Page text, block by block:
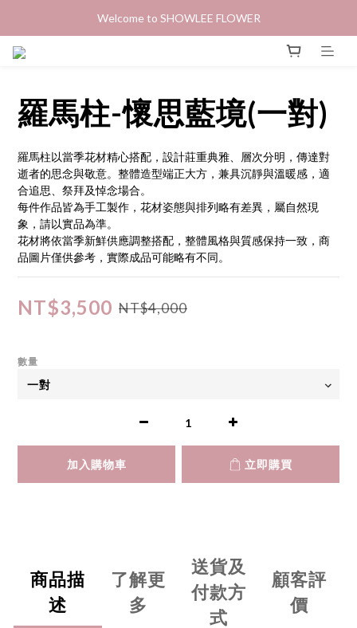
Welcome to SHOWLEE FLOWER
羅馬柱-懷思藍境(一對)
羅馬柱以當季花材精心搭配，設計莊重典雅、層次分明，傳達對
逝者的思念與敬意。整體造型端正大方，兼具沉靜與溫暖感，適
合追思、祭拜及悼念場合。
每件作品皆為手工製作，花材姿態與排列略有差異，屬自然現
象，請以實品為準。
花材將依當季新鮮供應調整搭配，整體風格與質感保持一致，商
品圖片僅供參考，實際成品可能略有不同。
NT$3,500 NT$4,000
數量
加入購物車 立即購買
商品描
述
了解更
多
送貨及
付款方
式
顧客評
價